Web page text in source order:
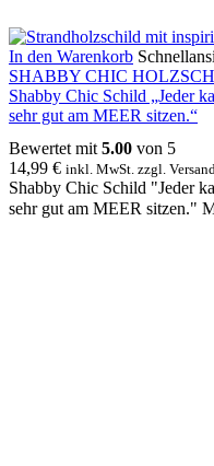
In den Warenkorb
SHABBY CHIC
Shabby Chic Schild „Jeder
sehr gut am MEER sitzen.“
Bewertet mit 5.00 von 5
14,99 € inkl. MwSt. zzgl. Versand
Shabby Chic Schild "Jeder
sehr gut am MEER sitzen."